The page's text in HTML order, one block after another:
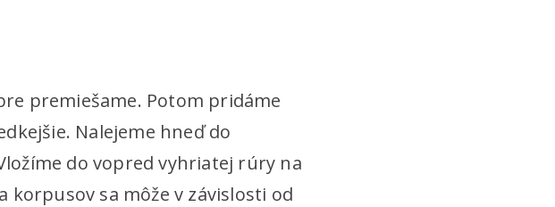
premiešame. Potom pridáme
Nalejeme hneď do
do vopred vyhriatej rúry na
korpusov sa môže v závislosti od